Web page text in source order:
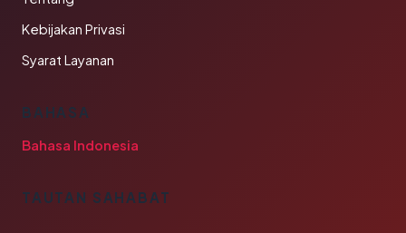
Kebijakan Privasi
Syarat Layanan
BAHASA
Bahasa Indonesia
TAUTAN SAHABAT